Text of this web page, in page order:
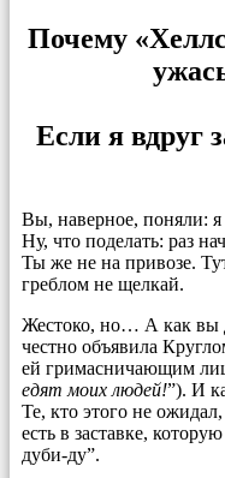
Почему
Если я вдруг
Вы, наверное, поняли:
Ну, что поделать: раз
Ты же не на привозе.
греблом не щелкай.
Жестоко, но… А как вы
честно объявила
ей гримасничающим
едят моих людей!”). И
Те, кто этого не
есть в заставке,
дуби-ду”.